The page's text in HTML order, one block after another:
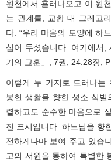
원천에서 흘러나오고 이 원
는 관계를, 교황 대 그레고
다. “우리 마음의 토양에 하
심어 두셨습니다. 여기에서,
기의 교훈」, 7권, 24.28장,
이렇게 두 가지로 드러나는
봉헌 생활을 향한 성소 식
렬하고도 순수한 마음으로
진 표시입니다. 하느님을 향
전하게나마 보여 주고 있습
고의 서원을 통하여 특별한